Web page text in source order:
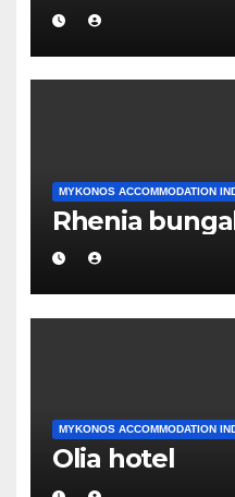
MYKONOS ACCOMMODATION
Rhenia
MYKONOS ACCOMMODATION
Olia hotel